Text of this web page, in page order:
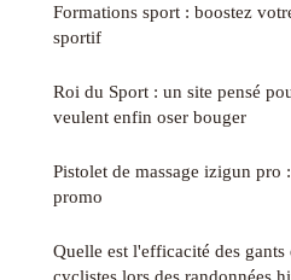
Formations sport : boostez
sportif
Roi du Sport : un site pensé
veulent enfin oser bouger
Pistolet de massage izigun pro
promo
Quelle est l'efficacité des